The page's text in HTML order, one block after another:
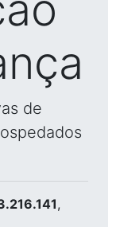
de
,